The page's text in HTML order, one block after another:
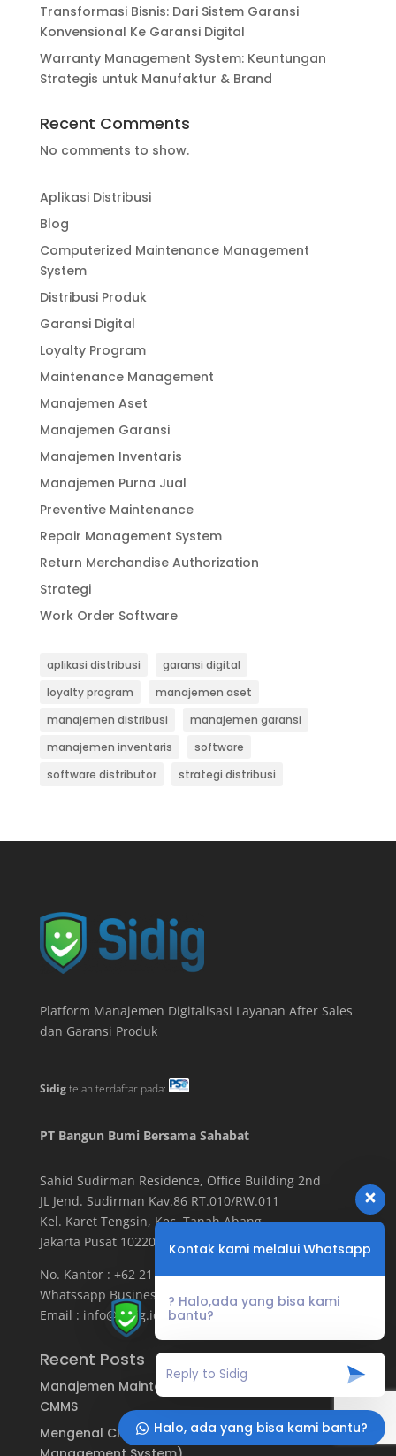
Transformasi Bisnis: Dari Sistem Garansi
Konvensional Ke Garansi Digital
Warranty Management System: Keuntungan
Strategis untuk Manufaktur & Brand
Recent Comments
No comments to show.
Aplikasi Distribusi
Blog
Computerized Maintenance Management
System
Distribusi Produk
Garansi Digital
Loyalty Program
Maintenance Management
Manajemen Aset
Manajemen Garansi
Manajemen Inventaris
Manajemen Purna Jual
Preventive Maintenance
Repair Management System
Return Merchandise Authorization
Strategi
Work Order Software
aplikasi distribusi
garansi digital
loyalty program
manajemen aset
manajemen distribusi
manajemen garansi
manajemen inventaris
software
software distributor
strategi distribusi
Platform Manajemen Digitalisasi Layanan After Sales
dan Garansi Produk
Sidigtelah terdaftar pada:
PT Bangun Bumi Bersama Sahabat
Sahid Sudirman Residence, Office Building 2nd
JL Jend. Sudirman Kav.86 RT.010/RW.011
Kel. Karet Tengsin, Kec. Tanah Abang
Jakarta Pusat 10220
No. Kantor : +62 21 3973 0519
Whatssapp Business : +62 888 777 0519
Email : info@sidig.id
Recent Posts
Manajemen Maintenance Menggunakan Aplikasi
CMMS
Mengenal CMMS (Computerized Maintenance
Kontak kami melalui Whatsapp
? Halo,ada yang bisa kami
bantu?
Halo, ada yang bisa kami bantu?